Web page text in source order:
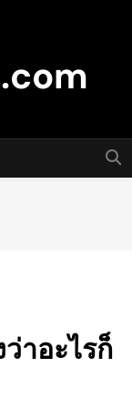
าอะไรก็